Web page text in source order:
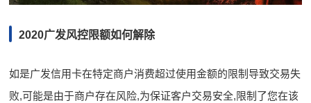
2020广发风控限额如何解除
如是广发信用卡在特定商户消费超过使用金额的限制导致交易失
败,可能是由于商户存在风险,为保证客户交易安全,限制了您在该